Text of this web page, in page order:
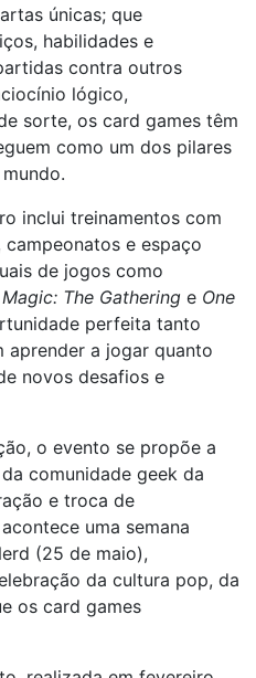
únicas; que
habilidades e
contra outros
lógico,
sorte, os card games têm
como um dos pilares
inclui treinamentos com
e espaço
de jogos como
Magic: The Gathering e One
perfeita tanto
aprender a jogar quanto
novos desafios e
o evento se propõe a
comunidade geek da
e troca de
uma semana
(25 de maio),
da cultura pop, da
os card games